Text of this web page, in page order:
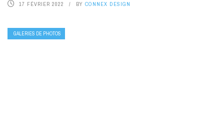
17 FÉVRIER 2022 BY CONNEX DESIGN
GALERIES DE PHOTOS